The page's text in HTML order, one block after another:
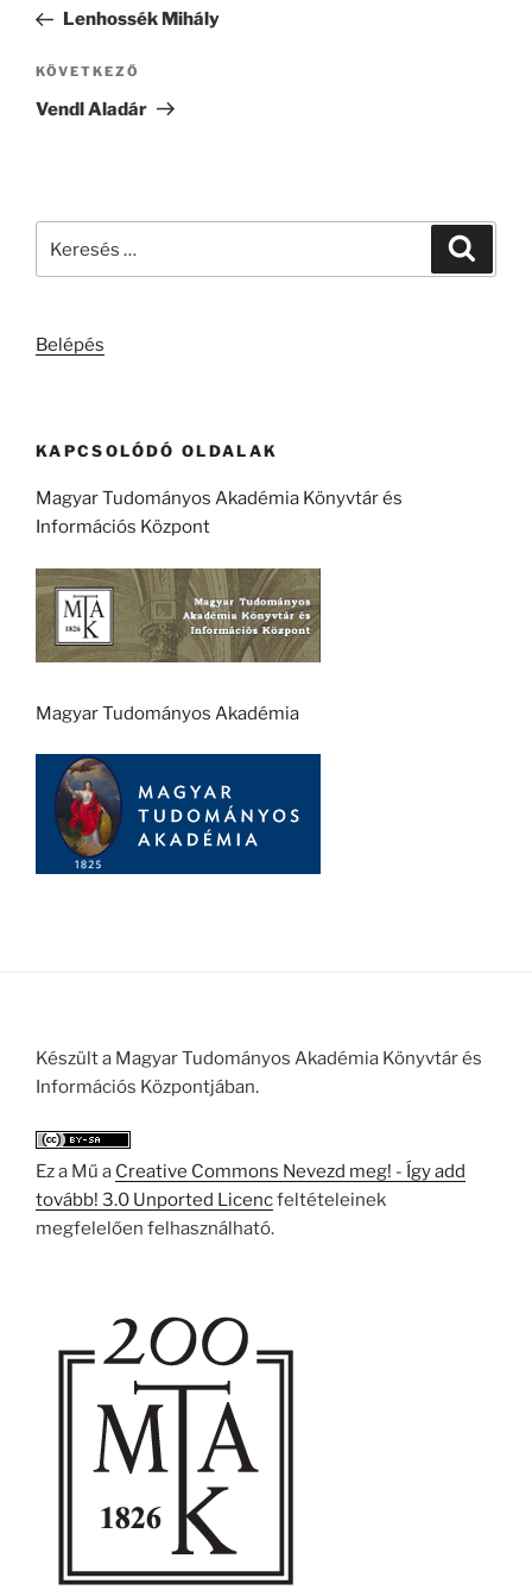
bejegyzés
Lenhossék Mihály
Következő
bejegyzés
KÖVETKEZŐ
Vendl Aladár
Belépés
KAPCSOLÓDÓ OLDALAK
Magyar Tudományos Akadémia Könyvtár és
Információs Központ
Magyar Tudományos Akadémia
Készült a Magyar Tudományos Akadémia Könyvtár és
Információs Központjában.
Ez a Mű a Creative Commons Nevezd meg! - Így add
tovább! 3.0 Unported Licencfeltételeinek
megfelelően felhasználható.